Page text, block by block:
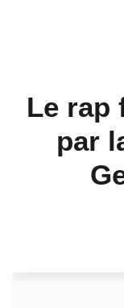
Le rap
par